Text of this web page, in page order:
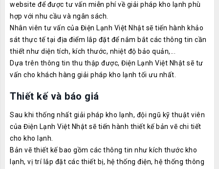
website để được tư vấn miễn phí về giải pháp kho lạnh phù
hợp với nhu cầu và ngân sách.
Nhân viên tư vấn của Điện Lạnh Việt Nhật sẽ tiến hành khảo
sát thực tế tại địa điểm lắp đặt để nắm bắt các thông tin cần
thiết như diện tích, kích thước, nhiệt độ bảo quản,...
Dựa trên thông tin thu thập được, Điện Lạnh Việt Nhật sẽ tư
vấn cho khách hàng giải pháp kho lạnh tối ưu nhất.
Thiết kế và báo giá
Sau khi thống nhất giải pháp kho lạnh, đội ngũ kỹ thuật viên
của Điện Lạnh Việt Nhật sẽ tiến hành thiết kế bản vẽ chi tiết
cho kho lạnh.
Bản vẽ thiết kế bao gồm các thông tin như kích thước kho
lạnh, vị trí lắp đặt các thiết bị, hệ thống điện, hệ thống thông